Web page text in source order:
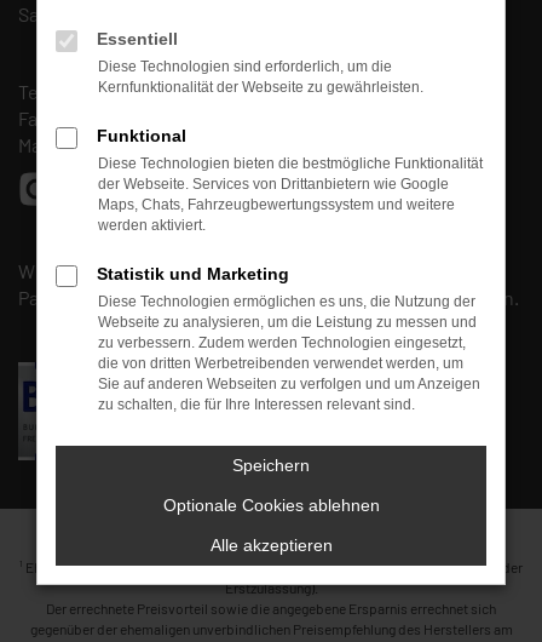
Sa.: 10:00 – 13:00 Uhr
Tel.:
(0661) 67 90 88 0
Fax: (0661) 67 90 88 30
Mail:info@autohaus-fulda-west.de
Wir sind Mitglied beim BVfKund arbeiten mit unserem
Partner, derKfz-Meisterwerkstatt Kirschmann, zusammen.
1 Ehemaliger Neupreis (Unverbindliche Preisempfehlung des Herstellers am Tag der
Erstzulassung).
Der errechnete Preisvorteil sowie die angegebene Ersparnis errechnet sich
gegenüber der ehemaligen unverbindlichen Preisempfehlung des Herstellers am
Essentiell
Diese Technologien sind erforderlich, um die
Kernfunktionalität der Webseite zu gewährleisten.
Funktional
Diese Technologien bieten die bestmögliche Funktionalität
der Webseite. Services von Drittanbietern wie Google
Maps, Chats, Fahrzeugbewertungssystem und weitere
werden aktiviert.
Statistik und Marketing
Diese Technologien ermöglichen es uns, die Nutzung der
Webseite zu analysieren, um die Leistung zu messen und
zu verbessern. Zudem werden Technologien eingesetzt,
die von dritten Werbetreibenden verwendet werden, um
Sie auf anderen Webseiten zu verfolgen und um Anzeigen
zu schalten, die für Ihre Interessen relevant sind.
Speichern
Optionale Cookies ablehnen
Alle akzeptieren